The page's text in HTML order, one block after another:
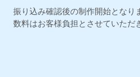
振り込み確認後の制作開始となり
数料はお客様負担とさせていただ